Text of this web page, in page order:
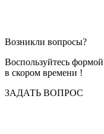
Возникли вопросы?
Воспользуйтесь
в скором времени !
ЗАДАТЬ ВОПРОС